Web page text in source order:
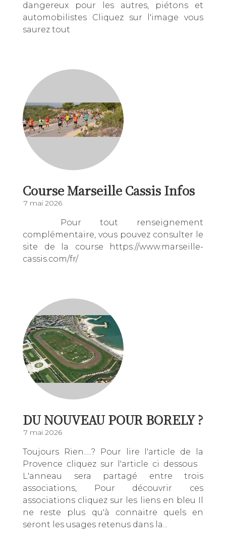
dangereux pour les autres, piétons et
automobilistes Cliquez sur l'image vous
saurez tout
Course Marseille Cassis Infos
7 mai 2026
Pour tout renseignement
complémentaire, vous pouvez consulter le
site de la course https://www.marseille-
cassis.com/fr/
DU NOUVEAU POUR BORELY ?
7 mai 2026
Toujours Rien.....? Pour lire l'article de la
Provence cliquez sur l'article ci dessous
L'anneau sera partagé entre trois
associations, Pour découvrir ces
associations cliquez sur les liens en bleu Il
ne reste plus qu'à connaitre quels en
seront les usages retenus dans la...